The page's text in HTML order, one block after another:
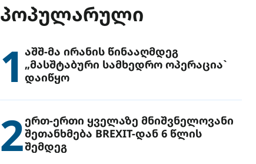
ᲞᲝᲞᲣᲚᲐᲠᲣᲚᲘ
1აშშ-მა ირანის წინააღმდეგ
„მასშტაბური სამხედრო ოპერაცია`
დაიწყო
2ერთ-ერთი ყველაზე მნიშვნელოვანი
შეთანხმება BREXIT-დან 6 წლის
შემდეგ